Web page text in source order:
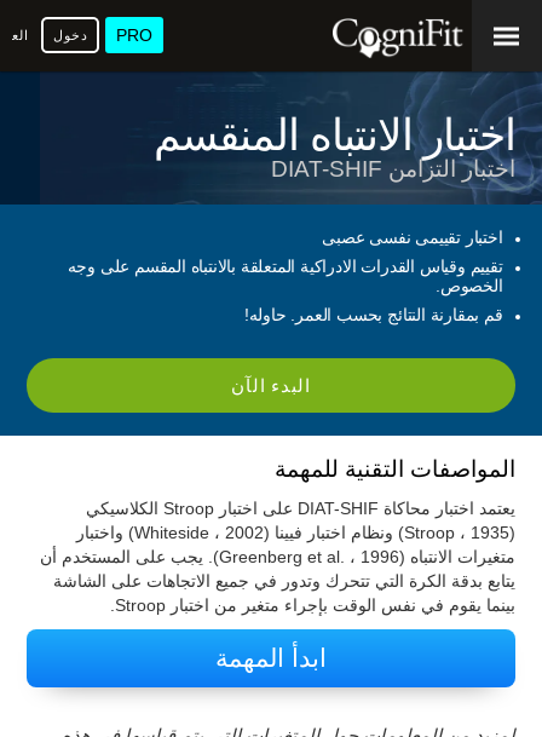
PRO دخول
اختبار الانتباه المنقسم
اختبار التزامن DIAT-SHIF
اختبار تقييمى نفسى عصبى
تقييم وقياس القدرات الادراكية المتعلقة بالانتباه المقسم على وجه
الخصوص.
قم بمقارنة النتائج بحسب العمر. حاوله!
البدء الآن
المواصفات التقنية للمهمة
يعتمد اختبار محاكاة DIAT-SHIF على اختبار Stroop الكلاسيكي
(Stroop ، 1935) ونظام اختبار فيينا (Whiteside ، 2002) واختبار
متغيرات الانتباه (Greenberg et al. ، 1996). يجب على المستخدم أن
يتابع بدقة الكرة التي تتحرك وتدور في جميع الاتجاهات على الشاشة
بينما يقوم في نفس الوقت بإجراء متغير من اختبار Stroop.
ابدأ المهمة